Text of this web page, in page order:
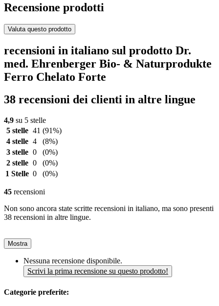
Recensione prodotti
Valuta questo prodotto
recensioni in italiano sul prodotto Dr.
med. Ehrenberger Bio- & Naturprodukte
Ferro Chelato Forte
38 recensioni dei clienti in altre lingue
4,9 su 5 stelle
5 stelle 41 (91%)
4 stelle 4
(8%)
3 stelle 0
(0%)
2 stelle 0
(0%)
1 Stelle 0 (0%)
45 recensioni
Non sono ancora state scritte recensioni in italiano, ma sono presenti
38 recensioni in altre lingue.
Mostra
Nessuna recensione disponibile.
Scrivi la prima recensione su questo prodotto!
Categorie preferite: